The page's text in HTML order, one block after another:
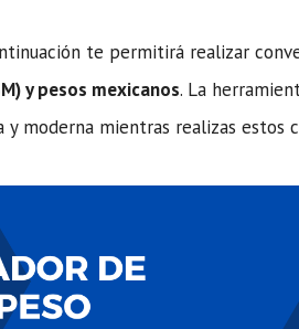
te permitirá realizar
y pesos mexicanos. La
moderna mientras realizas estos